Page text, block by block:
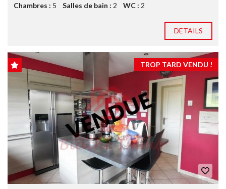
Chambres : 5 Salles de bain : 2 WC : 2
DETAILS
TROP TARD VENDU !